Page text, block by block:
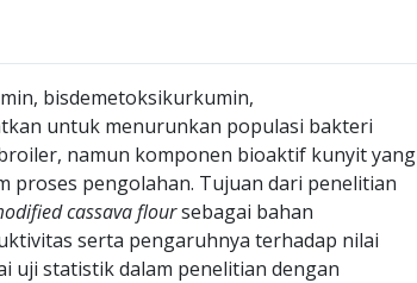
bisdemetoksikurkumin,
untuk menurunkan populasi bakteri
namun komponen bioaktif kunyit yang
pengolahan. Tujuan dari penelitian
cassava floursebagai bahan
serta pengaruhnya terhadap nilai
uji statistik dalam penelitian dengan